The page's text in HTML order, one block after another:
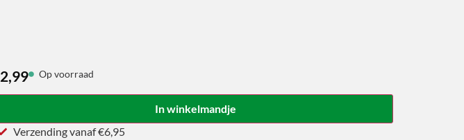
2,99 Op voorraad
In winkelmandje
Verzending vanaf €6,95